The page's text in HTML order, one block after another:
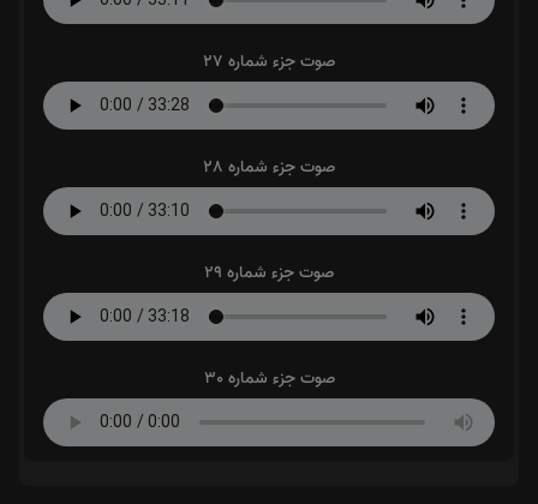
صوت جزء شماره 27
صوت جزء شماره 28
صوت جزء شماره 29
صوت جزء شماره 30